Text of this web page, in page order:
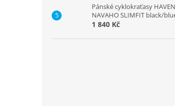
Pánské cyklokraťasy HAVEN
NAVAHO SLIMFIT black/
1 840 Kč